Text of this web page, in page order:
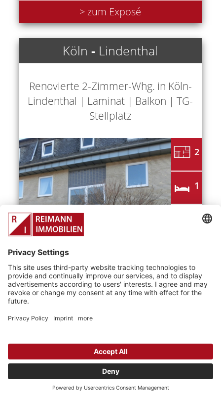
> zum Exposé
Köln - Lindenthal
Renovierte 2-Zimmer-Whg. in Köln-
Lindenthal | Laminat | Balkon | TG-
Stellplatz
2
1
70 m²